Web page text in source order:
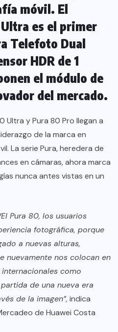
móvil. El
es el primer
Telefoto Dual
HDR de 1
el módulo de
del mercado.
Ultra y Pura 80 Pro llegan a
de la marca en
La serie Pura, heredera de
en cámaras, ahora marca
nunca antes vistas en un
Pura 80, los usuarios
fotográfica, porque
a nuevas alturas,
nuevamente nos colocan en
como
de una nueva era
de la imagen”, indica
de Huawei Costa